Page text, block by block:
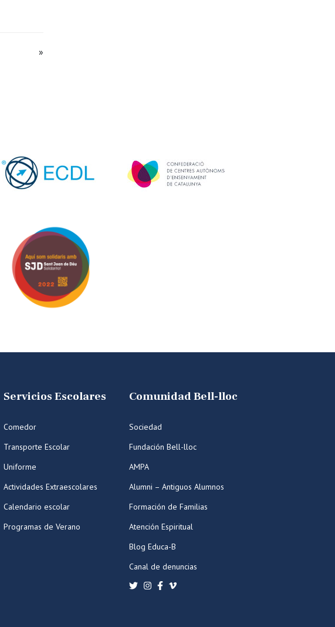
»
Servicios Escolares
Comedor
Transporte Escolar
Uniforme
Actividades Extraescolares
Calendario escolar
Programas de Verano
Comunidad Bell-lloc
Sociedad
Fundación Bell-lloc
AMPA
Alumni – Antiguos Alumnos
Formación de Familias
Atención Espiritual
Blog Educa-B
Canal de denuncias